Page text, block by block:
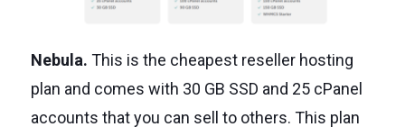
Nebula. This is the cheapest reseller hosting
plan and comes with 30 GB SSD and 25 cPanel
accounts that you can sell to others. This plan